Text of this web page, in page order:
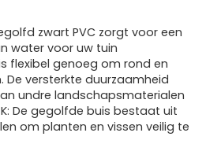
zwart PVC zorgt voor een
water voor uw tuin
flexibel genoeg om rond en
versterkte duurzaamheid
undre landschapsmaterialen
De gegolfde buis bestaat uit
om planten en vissen veilig te